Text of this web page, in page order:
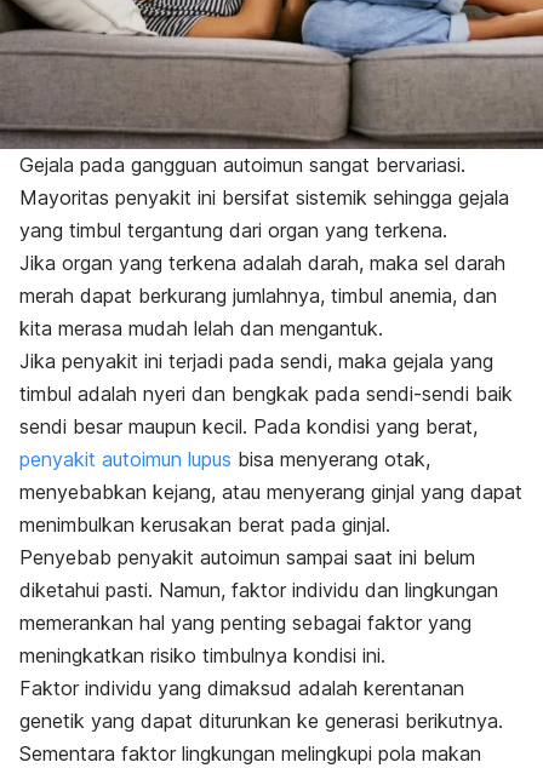
Gejala pada gangguan autoimun sangat bervariasi.
Mayoritas penyakit ini bersifat sistemik sehingga gejala
yang timbul tergantung dari organ yang terkena.
Jika organ yang terkena adalah darah, maka sel darah
merah dapat berkurang jumlahnya, timbul anemia, dan
kita merasa mudah lelah dan mengantuk.
Jika penyakit ini terjadi pada sendi, maka gejala yang
timbul adalah nyeri dan bengkak pada sendi-sendi baik
sendi besar maupun kecil. Pada kondisi yang berat,
penyakit autoimun lupus bisa menyerang otak,
menyebabkan kejang, atau menyerang ginjal yang dapat
menimbulkan kerusakan berat pada ginjal.
Penyebab penyakit autoimun sampai saat ini belum
diketahui pasti. Namun, faktor individu dan lingkungan
memerankan hal yang penting sebagai faktor yang
meningkatkan risiko timbulnya kondisi ini.
Faktor individu yang dimaksud adalah kerentanan
genetik yang dapat diturunkan ke generasi berikutnya.
Sementara faktor lingkungan melingkupi pola makan